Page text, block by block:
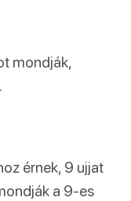
mondják,
érnek, 9 ujjat
a 9-es